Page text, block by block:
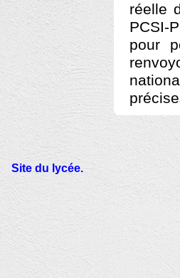
réelle
PCSI-
pour
Site du lycée.